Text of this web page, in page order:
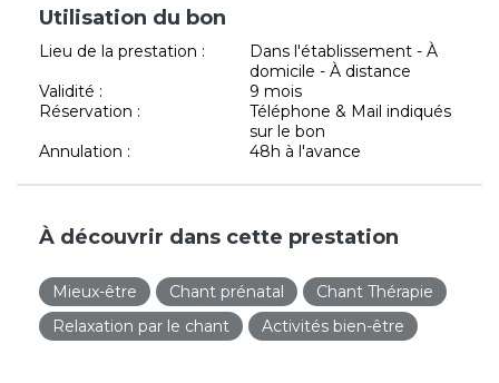
Utilisation du bon
Lieu de la prestation :
Dans l'établissement - À
domicile - À distance
Validité :
9 mois
Réservation :
Téléphone & Mail indiqués
sur le bon
Annulation :
48h à l'avance
À découvrir dans cette prestation
Mieux-être Chant prénatal
Chant Thérapie
Relaxation par le chant
Activités bien-être